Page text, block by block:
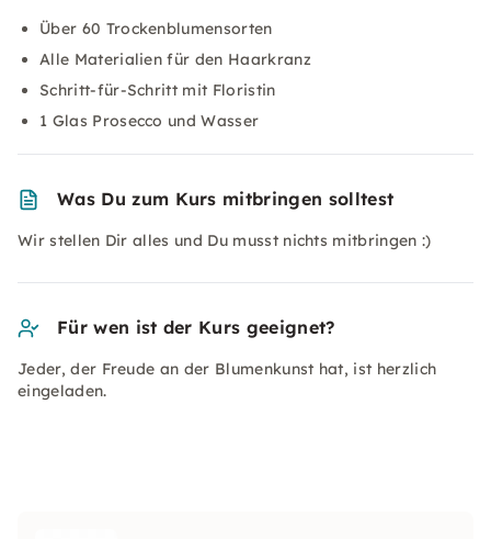
Über 60 Trockenblumensorten
Alle Materialien für den Haarkranz
Schritt-für-Schritt mit Floristin
1 Glas Prosecco und Wasser
Was Du zum Kurs mitbringen solltest
Wir stellen Dir alles und Du musst nichts mitbringen :)
Für wen ist der Kurs geeignet?
Jeder, der Freude an der Blumenkunst hat, ist herzlich
eingeladen.